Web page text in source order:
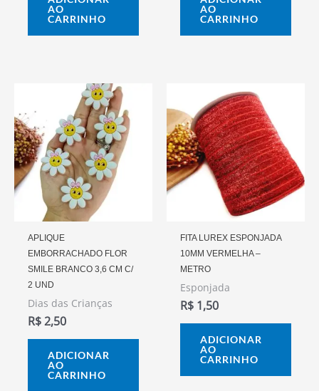
AO
CARRINHO
AO
CARRINHO
APLIQUE
EMBORRACHADO FLOR
SMILE BRANCO 3,6 CM C/
2 UND
Dias das Crianças
R$2,50
ADICIONAR
AO
CARRINHO
FITA LUREX ESPONJADA
10MM VERMELHA –
METRO
Esponjada
R$ 1,50
ADICIONAR
AO
CARRINHO